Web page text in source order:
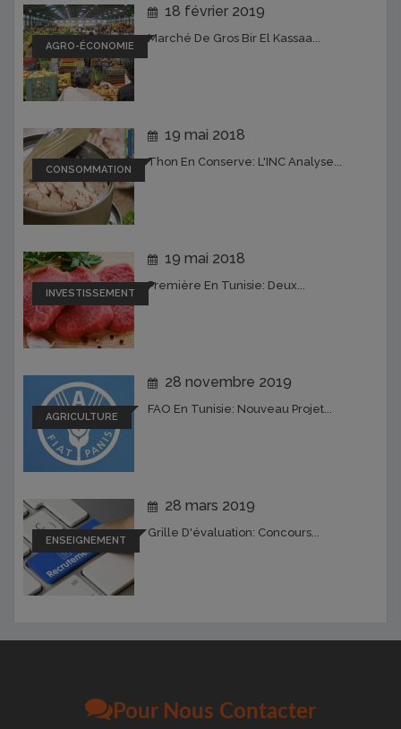
AGRO-ÉCONOMIE
18 février 2019
Marché De Gros Bir El Kassaa...
CONSOMMATION
19 mai 2018
Thon En Conserve: L'INC Analyse...
INVESTISSEMENT
19 mai 2018
Première En Tunisie: Deux...
AGRICULTURE
28 novembre 2019
FAO En Tunisie: Nouveau Projet...
ENSEIGNEMENT
28 mars 2019
Grille D'évaluation: Concours...
Pour Nous Contacter